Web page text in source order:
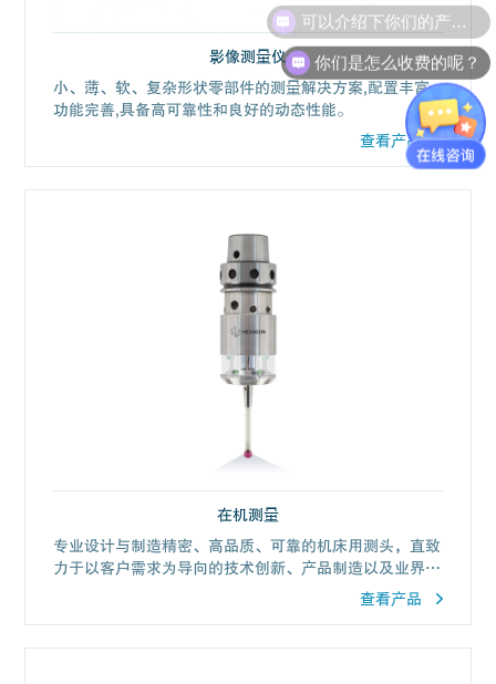
影像测量仪
小、薄、软、复杂形状零部件的测量解决方案,配置丰富,
功能完善,具备高可靠性和良好的动态性能。
查看产品
在机测量
专业设计与制造精密、高品质、可靠的机床用测头，直致
力于以客户需求为导向的技术创新、产品制造以及业界典
查看产品
你们是怎么收费的呢？